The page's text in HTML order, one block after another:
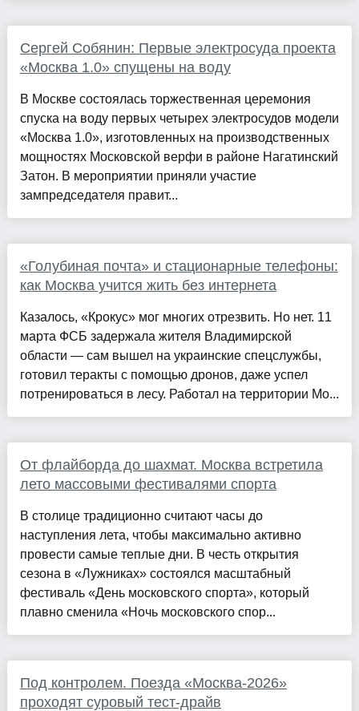
Сергей Собянин: Первые электросуда проекта
«Москва 1.0» спущены на воду
В Москве состоялась торжественная церемония
спуска на воду первых четырех электросудов модели
«Москва 1.0», изготовленных на производственных
мощностях Московской верфи в районе Нагатинский
Затон. В мероприятии приняли участие
зампредседателя правит...
«Голубиная почта» и стационарные телефоны:
как Москва учится жить без интернета
Казалось, «Крокус» мог многих отрезвить. Но нет. 11
марта ФСБ задержала жителя Владимирской
области — сам вышел на украинские спецслужбы,
готовил теракты с помощью дронов, даже успел
потренироваться в лесу. Работал на территории Мо...
От флайборда до шахмат. Москва встретила
лето массовыми фестивалями спорта
В столице традиционно считают часы до
наступления лета, чтобы максимально активно
провести самые теплые дни. В честь открытия
сезона в «Лужниках» состоялся масштабный
фестиваль «День московского спорта», который
плавно сменила «Ночь московского спор...
Под контролем. Поезда «Москва-2026»
проходят суровый тест-драйв